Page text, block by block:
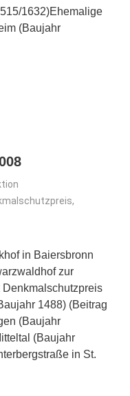
1632)Ehemalige
(Baujahr
,
in Baiersbronn
zur
1488) (Beitrag
(Baujahr
(Baujahr
in St.